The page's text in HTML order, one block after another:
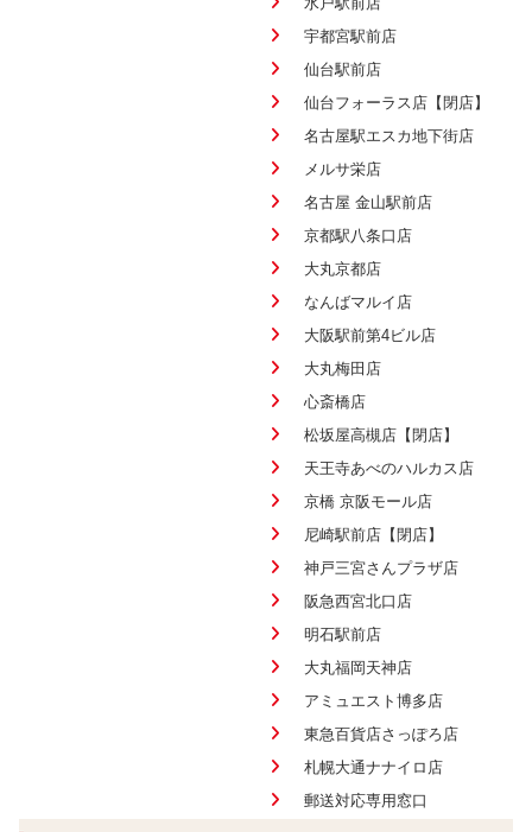
宇都宮駅前店
仙台駅前店
仙台フォーラス店【閉店】
名古屋駅エスカ地下街店
メルサ栄店
名古屋 金山駅前店
京都駅八条口店
大丸京都店
なんばマルイ店
大阪駅前第4ビル店
大丸梅田店
心斎橋店
松坂屋高槻店【閉店】
天王寺あべのハルカス店
京橋 京阪モール店
尼崎駅前店【閉店】
神戸三宮さんプラザ店
阪急西宮北口店
明石駅前店
大丸福岡天神店
アミュエスト博多店
東急百貨店さっぽろ店
札幌大通ナナイロ店
郵送対応専用窓口